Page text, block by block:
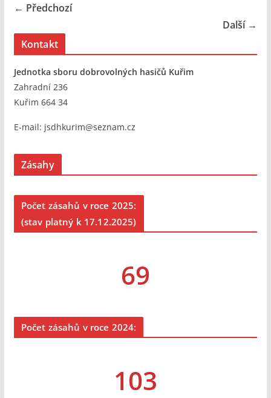
← Předchozí
Další →
Kontakt
Jednotka sboru dobrovolných hasičů Kuřim
Zahradní 236
Kuřim 664 34
E-mail: jsdhkurim@seznam.cz
Zásahy
Počet zásahů v roce 2025:
(stav platný k 17.12.2025)
69
Počet zásahů v roce 2024:
103